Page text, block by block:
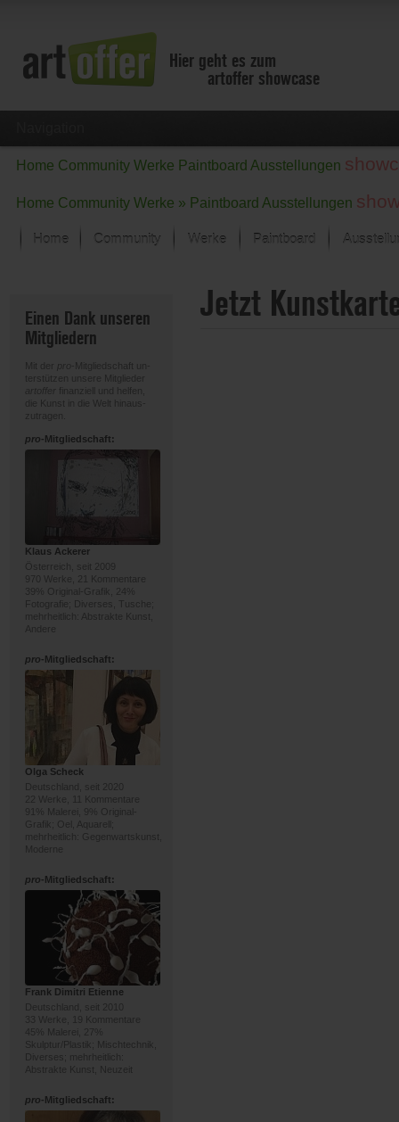
Hier geht es zum
artoffer showcase
Home Community Werke Paintboard Ausstellungen
Home Community Werke » Paintboard Ausstellungen
Home Community Werke
Der letzte Monat im Fokus
Alle Fokus-Werke
Paintboard
Einen Dank unseren
Mitgliedern
Mit der pro
-Mitgliedschaft un-
terstützen unsere Mitglieder
artoffer finanziell und helfen,
die Kunst in die Welt hinaus-
zutragen.
pro-Mitgliedschaft:
Klaus Ackerer
Österreich, seit 2009
970 Werke, 21 Kommentare
39% Original-Grafik, 24%
Fotografie; Diverses, Tusche;
mehrheitlich: Abstrakte Kunst,
Andere
pro-Mitgliedschaft:
Olga Scheck
Deutschland, seit 2020
22 Werke, 11 Kommentare
91% Malerei, 9% Original-
Grafik; Oel, Aquarell;
mehrheitlich: Gegenwartskunst,
Moderne
pro-Mitgliedschaft:
Frank Dimitri Etienne
Deutschland, seit 2010
33 Werke, 19 Kommentare
45% Malerei, 27%
Skulptur/Plastik; Mischtechnik,
Diverses; mehrheitlich:
Abstrakte Kunst, Neuzeit
pro-Mitgliedschaft:
Jetzt